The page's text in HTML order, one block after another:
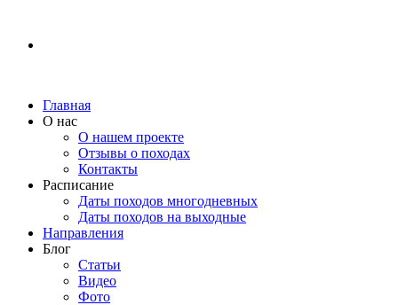
Главная
O нас
О нашем проекте
Отзывы о походах
Контакты
Расписание
Даты походов многодневных
Даты походов на выходные
Направления
Блог
Статьи
Видео
Фото